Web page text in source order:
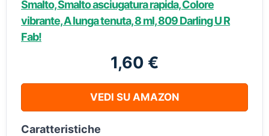
Smalto, Smalto asciugatura rapida, Colore
vibrante, A lunga tenuta, 8 ml, 809 Darling U R
Fab!
1,60 €
VEDI SU AMAZON
Caratteristiche